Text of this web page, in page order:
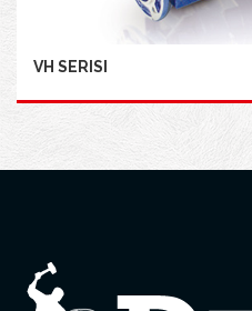
VH SERISI